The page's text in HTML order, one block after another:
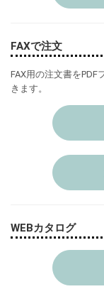
FAXで注文
FAX用の注文書を
きます。
WEBカタログ